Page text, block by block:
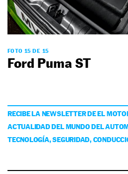
FOTO 15 DE 15
Ford Puma ST
RECIBE LA NEWSLETTER DE EL
ACTUALIDAD DEL MUNDO DEL
TECNOLOGÍA, SEGURIDAD,